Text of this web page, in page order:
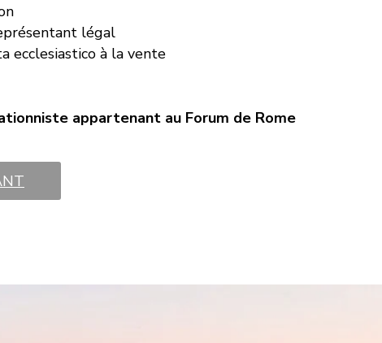
légal
ecclesiastico à la vente
appartenant au Forum de Rome